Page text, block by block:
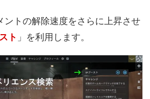
ントの解除速度をさらに上昇させ
ト 」を利用します。